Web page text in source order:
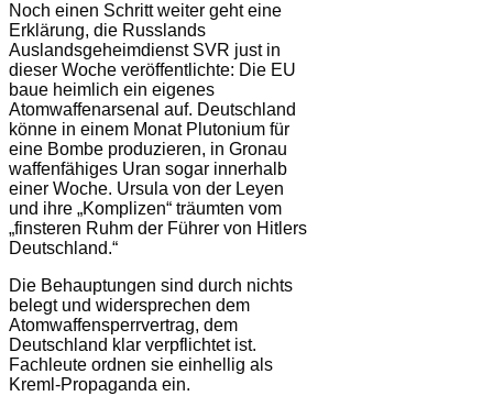
Noch einen Schritt weiter geht eine
Erklärung, die Russlands
Auslandsgeheimdienst SVR just in
dieser Woche veröffentlichte: Die EU
baue heimlich ein eigenes
Atomwaffenarsenal auf. Deutschland
könne in einem Monat Plutonium für
eine Bombe produzieren, in Gronau
waffenfähiges Uran sogar innerhalb
einer Woche. Ursula von der Leyen
und ihre „Komplizen“ träumten vom
„finsteren Ruhm der Führer von Hitlers
Deutschland.“
Die Behauptungen sind durch nichts
belegt und widersprechen dem
Atomwaffensperrvertrag, dem
Deutschland klar verpflichtet ist.
Fachleute ordnen sie einhellig als
Kreml-Propaganda ein.